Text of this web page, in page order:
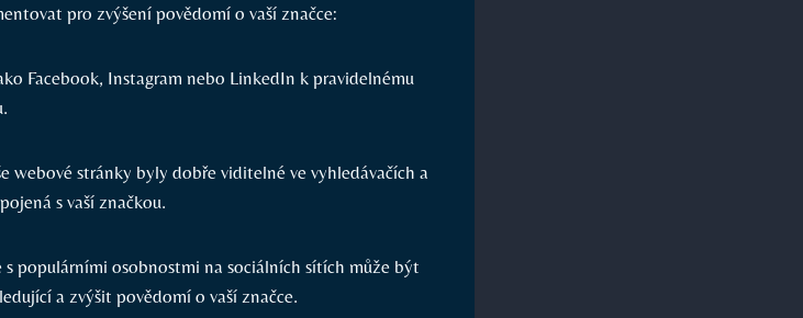
pro zvýšení povědomí o vaší značce:
Facebook, Instagram nebo LinkedIn k pravidelnému
webové stránky byly dobře viditelné ve vyhledávačích a
s vaší značkou.
s populárními osobnostmi na sociálních sítích může být
a zvýšit povědomí o vaší značce.